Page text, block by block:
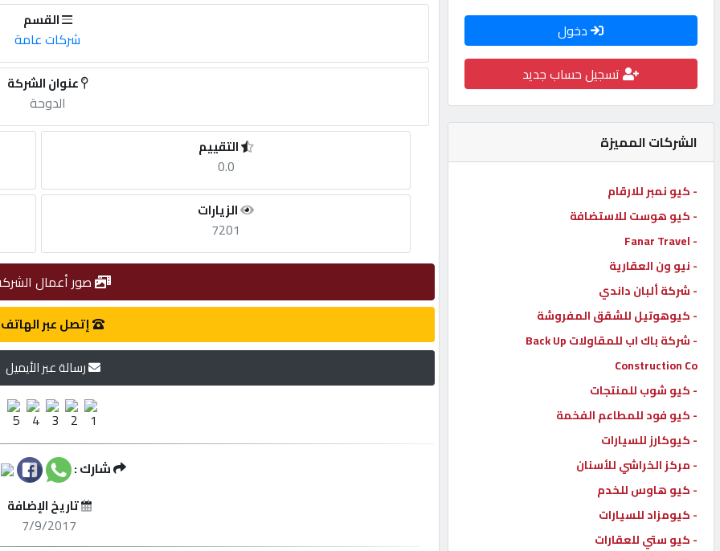
الأقسام
شركات
مميزة
إبحث
إتصل
بنا
إعلانات
المنتدى
كيو
مزاد
كيو
نمبر
دخول
تسجيل حساب جديد
الشركات المميزة
- كيو نمبر للارقام
- كيو هوست للاستضافة
- Fanar Travel
- نيو ون العقارية
- شركة ألبان داندي
- كيوهوتيل للشقق المفروشة
- شركة باك اب للمقاولات Back Up
Construction Co
- كيو شوب للمنتجات
- كيو فود للمطاعم الفخمة
- كيوكارز للسيارات
- مركز الخراشي للأسنان
- كيو هاوس للخدم
- كيومزاد للسيارات
- كيو ستي للعقارات
القسم
شركات عامة
عنوان الشركة
الدوحة
التقييم
0.0
الزيارات
7201
صور أعمال
إتصل عبر الهاتف
رسالة عبر الأيميل
شارك :
تاريخ الإضافة
7/9/2017